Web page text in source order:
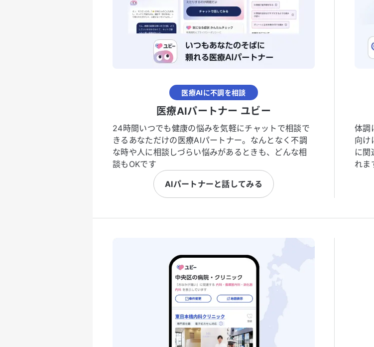
医療AIに不調を相談
医療AIパートナー ユビー
24時間いつでも健康の悩みを気軽にチャットで相談で
きるあなただけの医療AIパートナー。なんとなく不調
な時や人に相談しづらい悩みがあるときも、どんな相
談もOKです
AIパートナーと話してみる
体調
向け
に関
れま